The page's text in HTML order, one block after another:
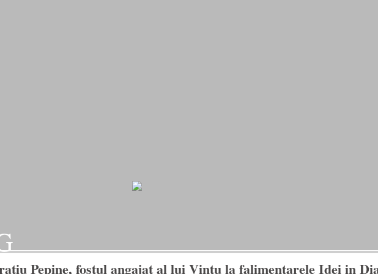
Pepine, fostul angajat al lui Vintu la falimentarele Idei in